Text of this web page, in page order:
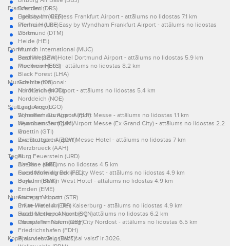
Dresden (DRS)
Egelsbach (QEF)
Pforheim (UPF)
Dortmund (DTM)
Heide (HEI)
Munich International (MUC)
Parchim (SZW)
Muelheim (ESS)
Black Forest (LHA)
Goehlis (IES)
Norddeich (NOD)
Norddeich (NOE)
Langeoog (LGO)
Schaeferhaus Airport (FLF)
Neumuenster (EUM)
Guettin (GTI)
Zweibruecken (ZQW)
Merzbrueck (AAH)
Burg Feuerstein (URD)
Air Base (GKE)
Fuerstenfeldbruck (FEL)
Borkum (BMK)
Emden (EME)
Stuttgart Airport (STR)
Erfurt-Weimar (ERF)
Saarbruecken Airport (SCN)
Oberpfaffenhofen (OBF)
Friedrichshafen (FDH)
Braunschweig (BWE)
Frankfurt Intl:
Holiday Inn Express Frankfurt Airport - attālums no lidostas 7.1 km
Vienna House Easy by Wyndham Frankfurt Airport - attālums no lidostas
7.5 km
Dortmund:
Best Western Hotel Dortmund Airport - attālums no lidostas 5.9 km
Prodomo Hotel - attālums no lidostas 8.2 km
Munich International:
NH München Airport - attālums no lidostas 5.4 km
Stuttgart Airport:
Wyndham Stuttgart Airport Messe - attālums no lidostas 1.1 km
Wyndham Stuttgart Airport Messe (Ex Grand City) - attālums no lidostas 2.2
km
Ibis Stuttgart Airport Messe Hotel - attālums no lidostas 7 km
Tegel:
Baerlin - attālums no lidostas 4.5 km
Good Morning Berlin City West - attālums no lidostas 4.9 km
Days Inn Berlin West Hotel - attālums no lidostas 4.9 km
Nuremberg Airport:
Invite Hotel An Der Kaiserburg - attālums no lidostas 4.9 km
Hotel Metropol Nurnberg - attālums no lidostas 6.2 km
Premier Inn Nuernberg City Nordost - attālums no lidostas 6.5 km
Kopējais viesnīcu skaits šai valstī ir 3026.